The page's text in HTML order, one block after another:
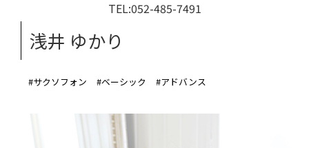
TEL:052-485-7491
浅井 ゆかり
#サクソフォン #ベーシック #アドバンス